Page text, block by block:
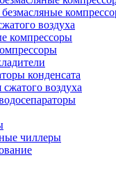
воздуха
компрессоры
конденсата
воздуха
чиллеры